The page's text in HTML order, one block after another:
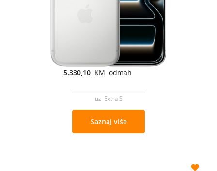
5.330,10 KM odmah
uz Extra S
Saznaj više